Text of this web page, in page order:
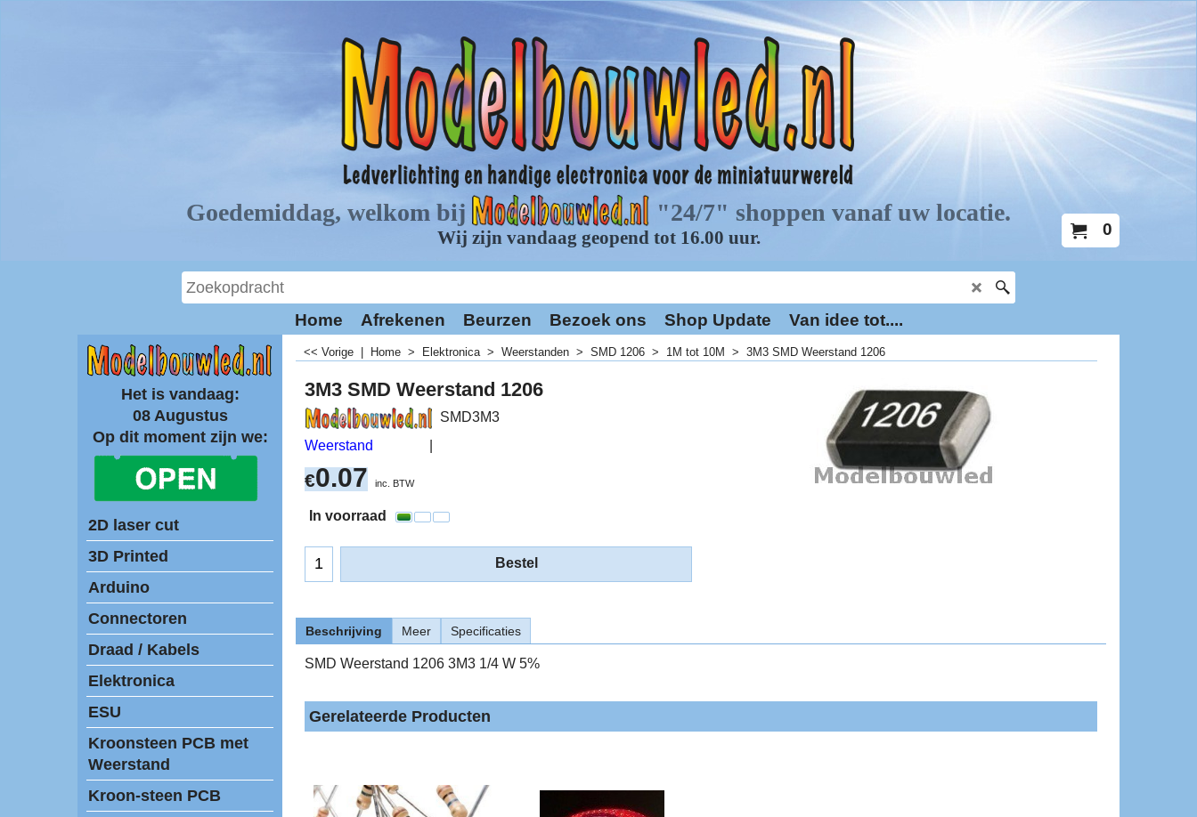
0
Home Afrekenen Beurzen Bezoek ons Shop Update Van idee tot....
Het is vandaag:
08 Augustus
Op dit moment zijn we:
2D laser cut
3D Printed
Arduino
Connectoren
Draad / Kabels
Elektronica
ESU
Kroonsteen PCB met
Weerstand
Kroon-steen PCB
<< Vorige Home > Elektronica> Weerstanden > SMD 1206 > 1M tot 10M > 3M3 SMD Weerstand 1206
3M3 SMD Weerstand 1206
Weerstand
SMD3M3
€0.07 inc. BTW
In voorraad
Bestel
Beschrijving Meer Specificaties
SMD Weerstand 1206 3M3 1/4 W 5%
Gerelateerde Producten